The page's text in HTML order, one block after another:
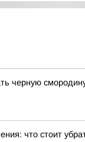
черную
что стоит